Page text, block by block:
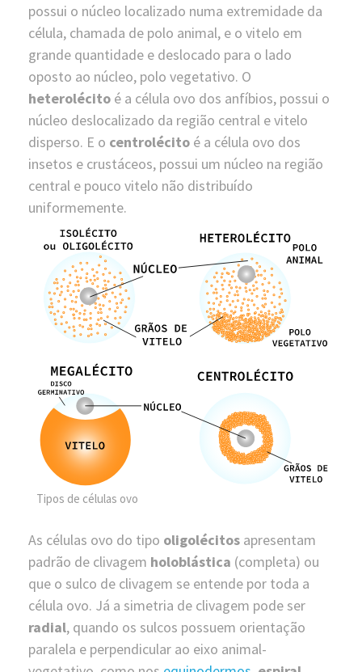
possui o núcleo localizado numa extremidade da
célula, chamada de polo animal, e o vitelo em
grande quantidade e deslocado para o lado
oposto ao núcleo, polo vegetativo. O
heterolécito é a célula ovo dos anfíbios, possui o
núcleo deslocalizado da região central e vitelo
disperso. E o centrolécito é a célula ovo dos
insetos e crustáceos, possui um núcleo na região
central e pouco vitelo não distribuído
uniformemente.
Tipos de células ovo
As células ovo do tipo oligolécitos apresentam
padrão de clivagem holoblástica (completa) ou
que o sulco de clivagem se entende por toda a
célula ovo. Já a simetria de clivagem pode ser
radial, quando os sulcos possuem orientação
paralela e perpendicular ao eixo animal-